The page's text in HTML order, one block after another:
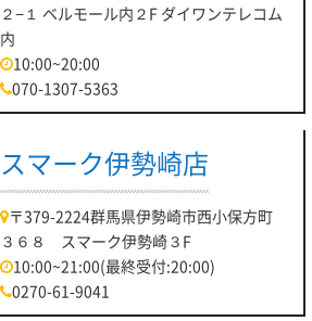
２−１ ベルモール内２F ダイワンテレコム
内
10:00~20:00
070-1307-5363
スマーク伊勢崎店
〒379-2224群馬県伊勢崎市西小保方町
３６８ スマーク伊勢崎３F
10:00~21:00(最終受付:20:00)
0270-61-9041